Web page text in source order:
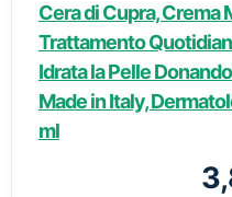
Cera di Cupra,
Trattamento
Idrata la Pelle
Made in Italy,
ml